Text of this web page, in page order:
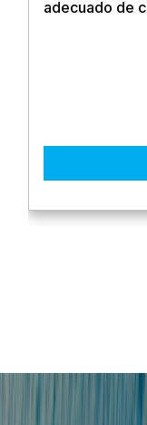
adecuado de